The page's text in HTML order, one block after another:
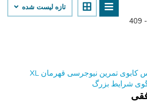
409
تازه لیست شده
دالاس کابوی تمرین نیوجرسی قهرمان XL
شرایط بزرگ